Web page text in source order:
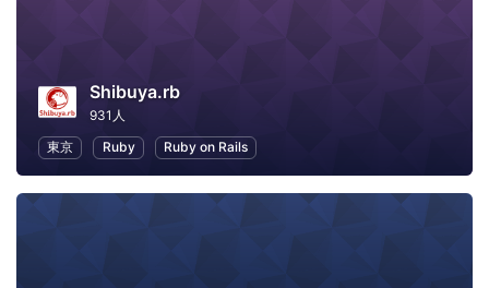
Shibuya.rb
931人
東京
Ruby Ruby on Rails